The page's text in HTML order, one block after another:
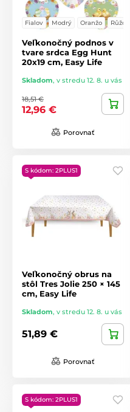
Fialov Modrý Oranžo Růžový
Veľkonočný podnos v
tvare srdca Egg Hunt
20x19 cm, Easy Life
Skladom, v stredu 12. 8. u vás
18,51 €
12,96 €
Porovnať
S kódom: 2PLUS1
Veľkonočný obrus na
stôl Tres Jolie 250 × 145
cm, Easy Life
Skladom, v stredu 12. 8. u vás
51,89 €
Porovnať
S kódom: 2PLUS1